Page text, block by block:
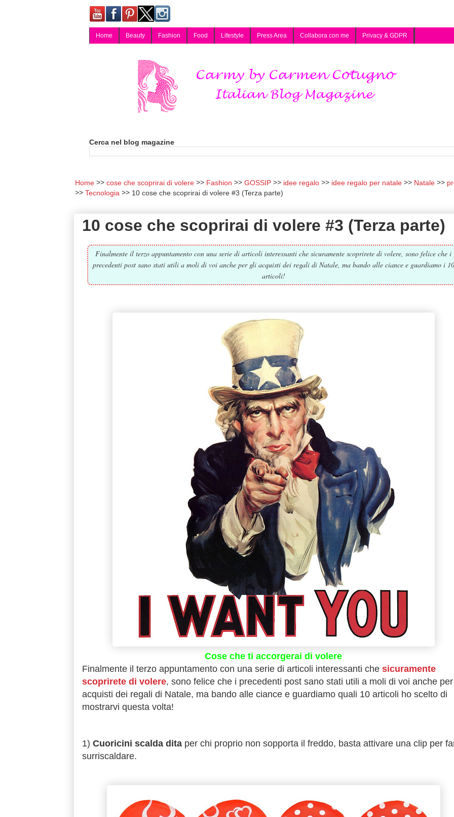
Home Beauty Fashion Food Lifestyle Press Area Collabora con me Privacy & GDPR
Cerca nel blog magazine
Home cose che scoprirai di volere Fashion GOSSIP idee regalo idee regalo per natale Natale
Tecnologia
10 cose che scoprirai di volere #3 (Terza parte)
10 cose che scoprirai di volere #3 (Terza parte)
Finalmente il terzo appuntamento con una serie di articoli interessanti che sicuramente scoprirete di volere, sono felice che i
precedenti post sano stati utili a moli di voi anche per gli acquisti dei regali di Natale, ma bando alle ciance e guardiamo i 10
articoli!
Cose che ti accorgerai di volere
Finalmente il terzo appuntamento con una serie di articoli interessanti che sicuramente
scoprirete di volere, sono felice che i precedenti post sano stati utili a moli di voi anche
acquisti dei regali di Natale, ma bando alle ciance e guardiamo quali 10 articoli ho scelto di
mostrarvi questa volta!
1) Cuoricini scalda ditaper chi proprio non sopporta il freddo, basta attivare una clip per
surriscaldare.